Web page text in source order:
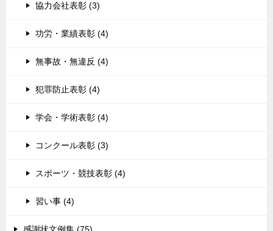
協力会社表彰 (3)
功労・業績表彰 (4)
無事故・無違反 (4)
犯罪防止表彰 (4)
学会・学術表彰 (4)
コンクール表彰 (3)
スポーツ・競技表彰 (4)
習い事 (4)